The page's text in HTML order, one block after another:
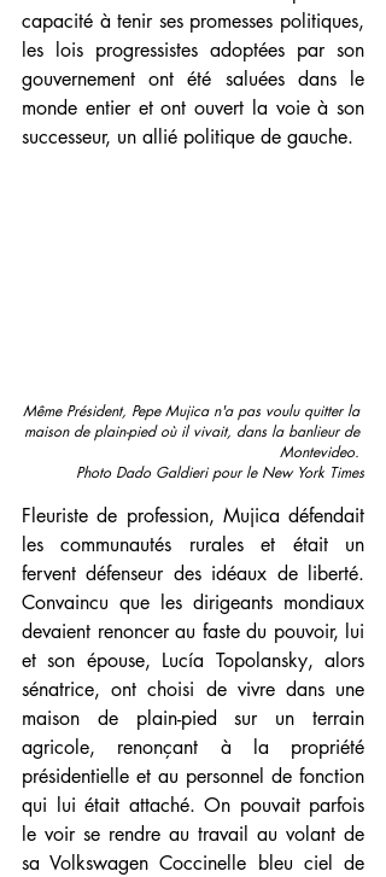
capacité à tenir ses promesses politiques,
les lois progressistes adoptées par son
gouvernement ont été saluées dans le
monde entier et ont ouvert la voie à son
successeur, un allié politique de gauche.
Même Président, Pepe Mujica n'a pas voulu quitter la
maison de plain-pied où il vivait, dans la banlieur de
Montevideo.
Photo Dado Galdieri pour le New York Times
Fleuriste de profession, Mujica défendait
les communautés rurales et était un
fervent défenseur des idéaux de liberté.
Convaincu que les dirigeants mondiaux
devaient renoncer au faste du pouvoir, lui
et son épouse, Lucía Topolansky, alors
sénatrice, ont choisi de vivre dans une
maison de plain-pied sur un terrain
agricole, renonçant à la propriété
présidentielle et au personnel de fonction
qui lui était attaché. On pouvait parfois
le voir se rendre au travail au volant de
sa Volkswagen Coccinelle bleu ciel de